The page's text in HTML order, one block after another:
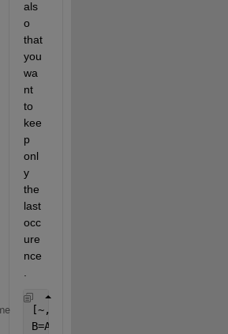
als
o
that
you
wa
nt
to
kee
p
onl
y
the
last
occ
ure
nce
[~,idx]=unique(cell2mat(A(:,2)),
B=A(idx,:);